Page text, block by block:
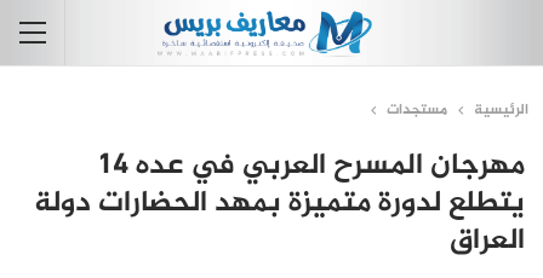
الرئيسية مستجدات
مهرجان المسرح العربي في عده 14
يتطلع لدورة متميزة بمهد الحضارات دولة
العراق